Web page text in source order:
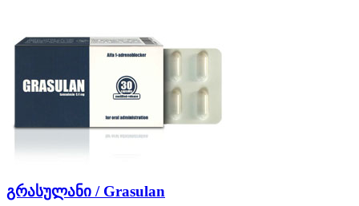
გრასულანი / Grasulan